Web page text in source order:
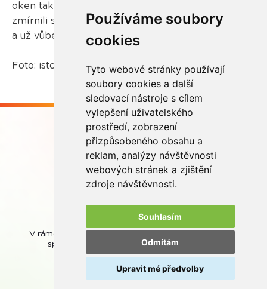
Používáme soubory
cookies
Tyto webové stránky používají
soubory cookies a další
sledovací nástroje s cílem
vylepšení uživatelského
prostředí, zobrazení
přizpůsobeného obsahu a
reklam, analýzy návštěvnosti
webových stránek a zjištění
zdroje návštěvnosti.
Souhlasím
Odmítám
Upravit mé předvolby
oken také nenechávejte svítit přes noc, abyste
zmírnili světelný smog. Ten není dobrý pro přírodu
a už vůbec ne pro váš kvalitní spánek.
Foto: istockphoto.com
Buďme ve spojení
© REMA Systém
Nastavení cookies
Ochrana osobních údajů
V rámci zpětného odběru odpadních přenosných baterií
spolupracujeme se společnostíREMA Battery